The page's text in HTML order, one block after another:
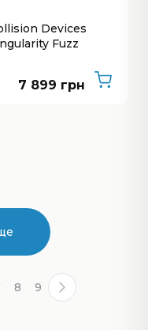
Devices
Fuzz
7 899 грн
8 9